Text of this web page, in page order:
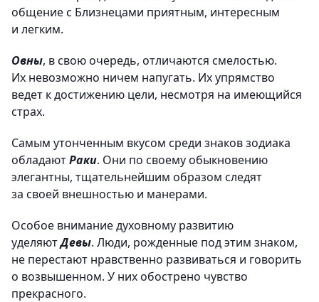
общение с Близнецами приятным, интересным
и легким.
Овны, в свою очередь, отличаются смелостью.
Их невозможно ничем напугать. Их упрямство
ведет к достижению цели, несмотря на имеющийся
страх.
Самым утонченным вкусом среди знаков зодиака
обладаютРаки. Они по своему обыкновению
элегантны, тщательнейшим образом следят
за своей внешностью и манерами.
Особое внимание духовному развитию
уделяютДевы. Люди, рожденные под этим знаком,
не перестают нравственно развиваться и говорить
о возвышенном. У них обострено чувство
прекрасного.